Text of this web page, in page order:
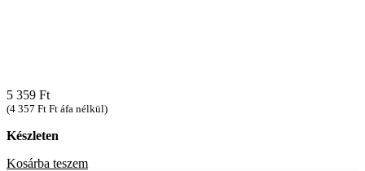
Kézi szerszámok
5 359 Ft
(4 357 Ft Ft áfa nélkül)
Készleten
Kosárba teszem